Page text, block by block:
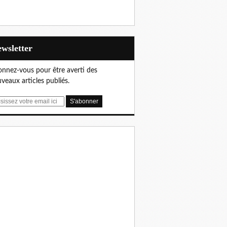
vous pour être averti des
articles publiés.